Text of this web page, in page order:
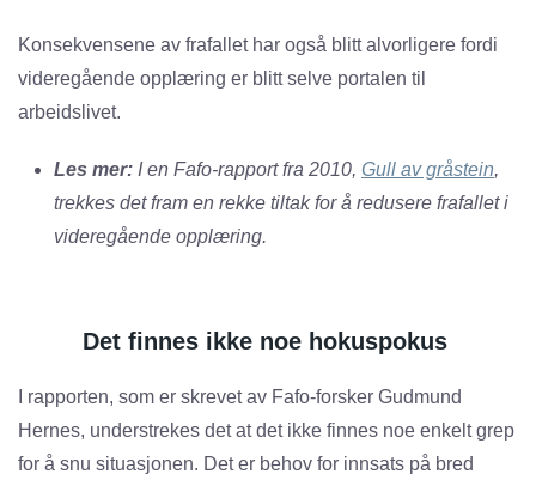
Konsekvensene av frafallet har også blitt alvorligere fordi
videregående opplæring er blitt selve portalen til
arbeidslivet.
Les mer: I en Fafo-rapport fra 2010, Gull av gråstein,
trekkes det fram en rekke tiltak for å redusere frafallet i
videregående opplæring.
Det finnes ikke noe hokuspokus
I rapporten, som er skrevet av Fafo-forsker Gudmund
Hernes, understrekes det at det ikke finnes noe enkelt grep
for å snu situasjonen. Det er behov for innsats på bred